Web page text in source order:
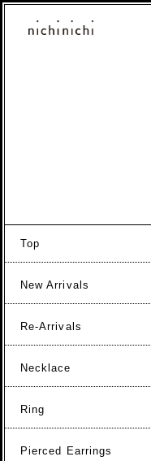
Top
New Arrivals
Re-Arrivals
Necklace
Ring
Pierced Earrings